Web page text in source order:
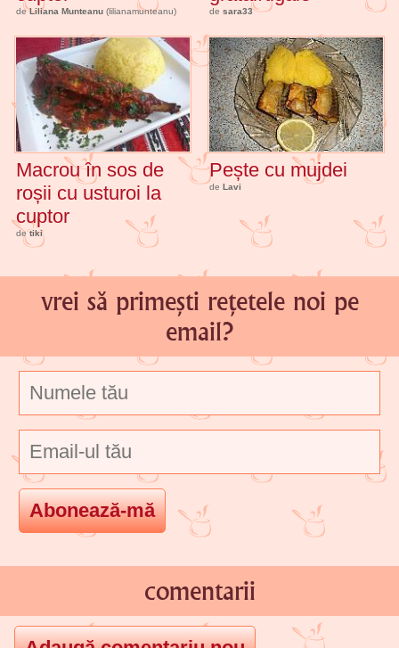
deLiliana Munteanu (lilianamunteanu) de sara33
Macrou în sos de
roșii cu usturoi la
cuptor
detiki
Pește cu mujdei
de Lavi
vrei să primești rețetele noi pe
email?
comentarii